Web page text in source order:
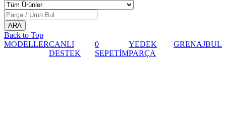
Back to Top
MODELLERCANLI
DESTEK
0
SEPETİM
YEDEK
PARÇA
GRENAJBUL